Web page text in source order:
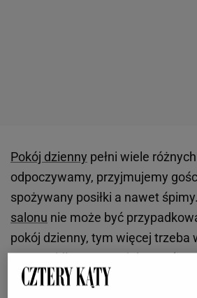
Pokój dzienny pełni wiele
odpoczywamy, przyjmujemy
spożywany posiłki a nawet
salonu nie może być
pokój dzienny, tym więcej trzeba
go prawidłowo zaprojektować.
warto zastosować przy